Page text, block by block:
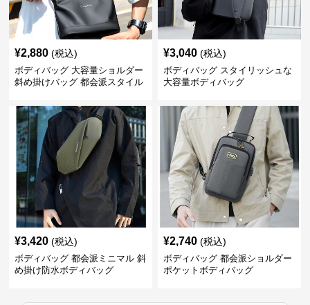
¥2,880 (税込)
ボディバッグ 大容量ショルダー
斜め掛けバッグ 都会派スタイル
¥3,040 (税込)
ボディバッグ スタイリッシュな
大容量ボディバッグ
¥3,420 (税込)
ボディバッグ 都会派ミニマル 斜
め掛け防水ボディバッグ
¥2,740 (税込)
ボディバッグ 都会派ショルダー
ポケットボディバッグ